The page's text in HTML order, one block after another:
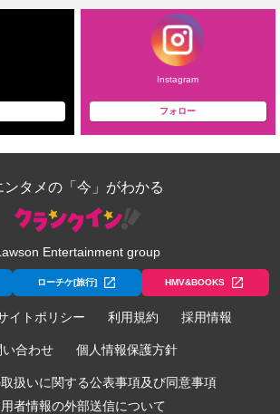
Instagram
フォロー
ンタメの「今」がわかる
Entertainment group
ローチケ[旅行] HMV&BOOKS
イトポリシー 利用規約 採用情報
い合わせ 個人情報保護方針
扱いに関する公表事項及び同意事項
者情報の外部送信について